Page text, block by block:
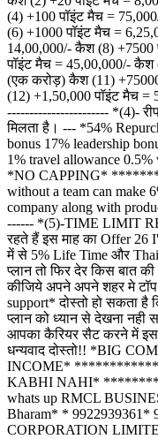
(4) +100 पॉइंट मैच =
(6) +1000 पॉइंट मैच =
14,00,000/- कैश (8)
पॉइंट मैच = 45,00,000/- कैश
(एक करोड़) कैश (11)
(12) +1,50,000 पॉइंट मैच
----------------------- *(4)-
मिलता है। --- *54%
bonus 17% leadership
1% travel allowance
*NO CAPPING*
without a team can make
company along with
------ *(5)-TIME LIMIT
रहते हैं इस माह का Offer 26
में से 5% Life Time और
प्लान तो फिर देर किस बात
कीजिये अपने अपने शहर मे
support* दोस्तो हो सकता है
प्लान को ध्यान से देखना नही
आपका कैरियर सैट करने में
धन्यवाद दोस्तो!! *BIG
INCOME*
KABHI NAHI*
whats up RMCL
Bharam* *
CORPORATION